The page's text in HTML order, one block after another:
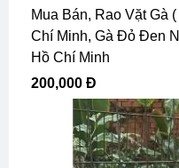
Mua Bán, Rao Vặt Gà ( Vật Nuôi ) Bình Chánh Hồ
Chí Minh, Gà Đỏ Đen
Hồ Chí Minh
200,000 Đ